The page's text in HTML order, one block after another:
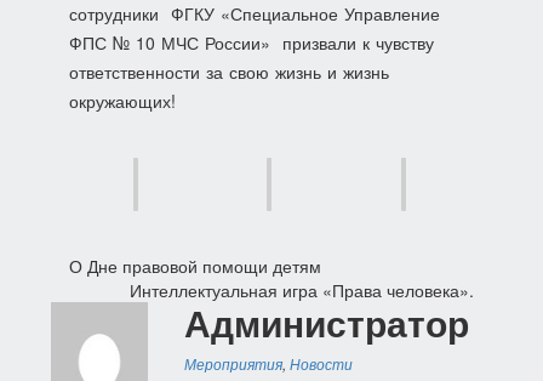
сотрудники ФГКУ «Специальное Управление
ФПС № 10 МЧС России» призвали к чувству
ответственности за свою жизнь и жизнь
окружающих!
Навигация
по
записям
О Дне правовой помощи детям
Интеллектуальная игра «Права человека».
Администратор
Мероприятия, Новости